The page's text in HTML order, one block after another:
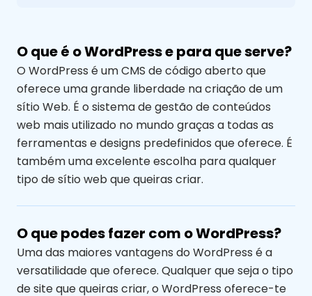
O que é o WordPress e para que serve?
O WordPress é um CMS de código aberto que
oferece uma grande liberdade na criação de um
sítio Web. É o sistema de gestão de conteúdos
web mais utilizado no mundo graças a todas as
ferramentas e designs predefinidos que oferece. É
também uma excelente escolha para qualquer
tipo de sítio web que queiras criar.
O que podes fazer com o WordPress?
Uma das maiores vantagens do WordPress é a
versatilidade que oferece. Qualquer que seja o tipo
de site que queiras criar, o WordPress oferece-te